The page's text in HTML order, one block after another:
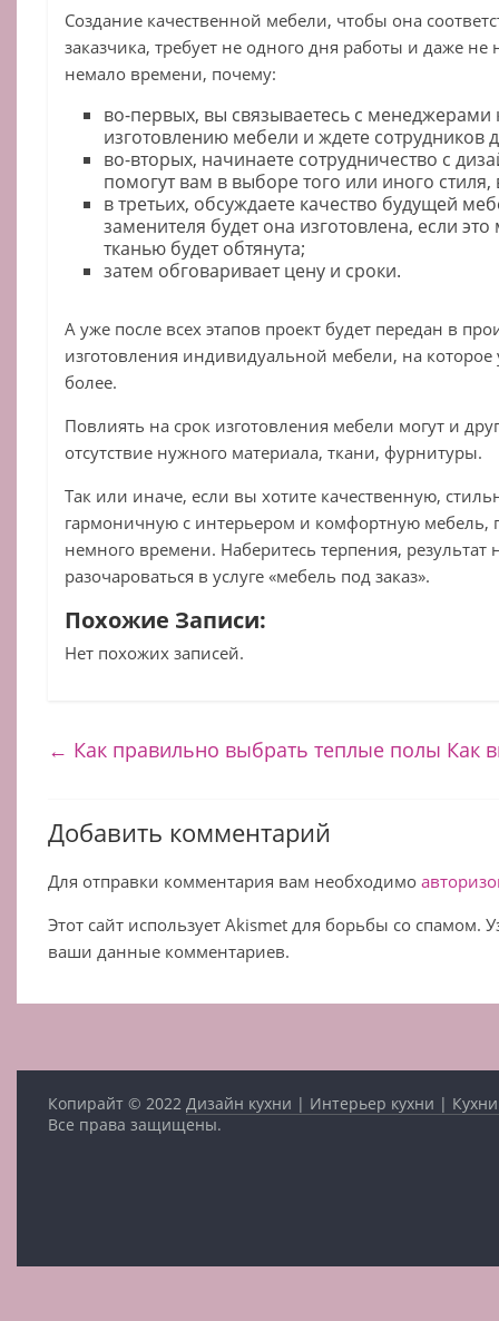
Создание качественной мебели, чтобы она
заказчика, требует не одного дня работы и даже не
немало времени, почему:
во-первых, вы связываетесь с
изготовлению мебели и ждете сотрудников
во-вторых, начинаете сотрудничество с
помогут вам в выборе того или иного
в третьих, обсуждаете качество будущей
заменителя будет она изготовлена, если
тканью будет обтянута;
затем обговаривает цену и сроки.
А уже после всех этапов проект будет передан в
изготовления индивидуальной мебели, на
более.
Повлиять на срок изготовления мебели могут и
отсутствие нужного материала, ткани, фурнитуры.
Так или иначе, если вы хотите качественную,
гармоничную с интерьером и комфортную мебель,
немного времени. Наберитесь терпения, результат
разочароваться в услуге «мебель под заказ».
Похожие Записи:
Нет похожих записей.
← Как правильно выбрать теплые полы Как
Добавить комментарий
Для отправки комментария вам необходимо
Этот сайт использует Akismet для борьбы со спамом.
ваши данные комментариев.
Копирайт © 2022 Дизайн кухни | Интерьер кухни |
Все права защищены.